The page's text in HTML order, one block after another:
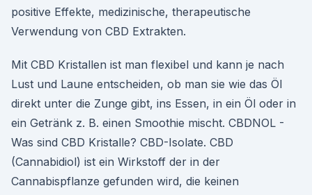
positive Effekte, medizinische, therapeutische
Verwendung von CBD Extrakten.
Mit CBD Kristallen ist man flexibel und kann je nach
Lust und Laune entscheiden, ob man sie wie das Öl
direkt unter die Zunge gibt, ins Essen, in ein Öl oder in
ein Getränk z. B. einen Smoothie mischt. CBDNOL -
Was sind CBD Kristalle? CBD-Isolate. CBD
(Cannabidiol) ist ein Wirkstoff der in der
Cannabispflanze gefunden wird, die keinen